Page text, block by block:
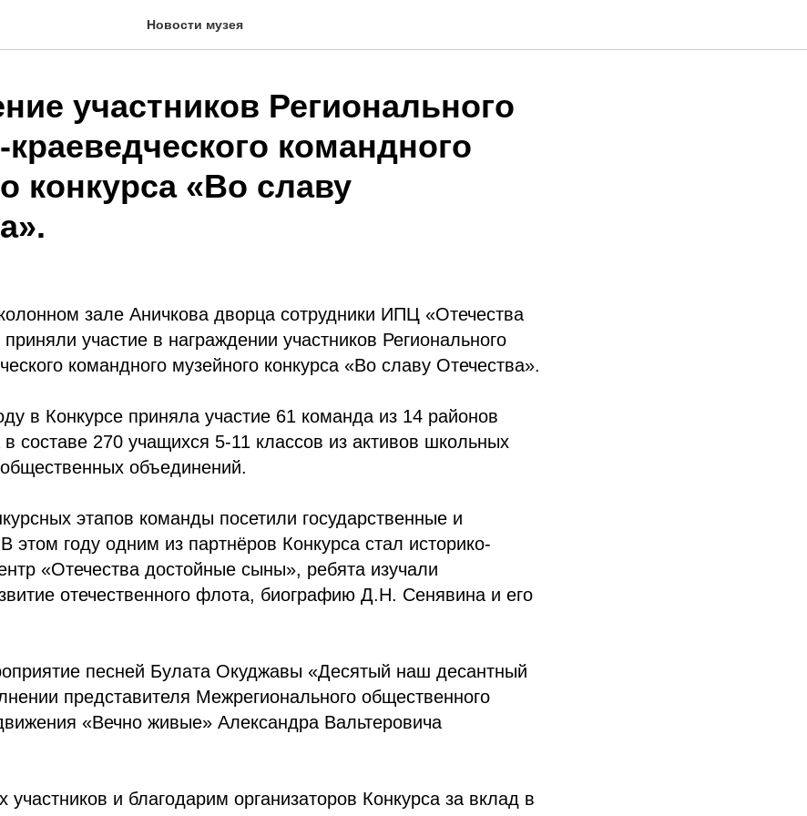
Новости музея
участников Регионального
краеведческого командного
конкурса «Во славу
зале Аничкова дворца сотрудники ИПЦ «Отечества
участие в награждении участников Регионального
командного музейного конкурса «Во славу Отечества».
в Конкурсе приняла участие 61 команда из 14 районов
в составе 270 учащихся 5-11 классов из активов школьных
объединений.
этапов команды посетили государственные и
этом году одним из партнёров Конкурса стал историко-
«Отечества достойные сыны», ребята изучали
отечественного флота, биографию Д.Н. Сенявина и его
песней Булата Окуджавы «Десятый наш десантный
представителя Межрегионального общественного
«Вечно живые» Александра Вальтеровича
участников и благодарим организаторов Конкурса за вклад в